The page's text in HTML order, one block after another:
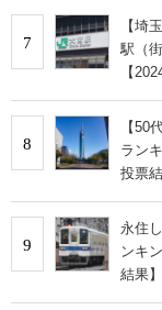
7
【埼
駅（
【
8
【50
ラン
投票結
9
永住
ンキ
結果】